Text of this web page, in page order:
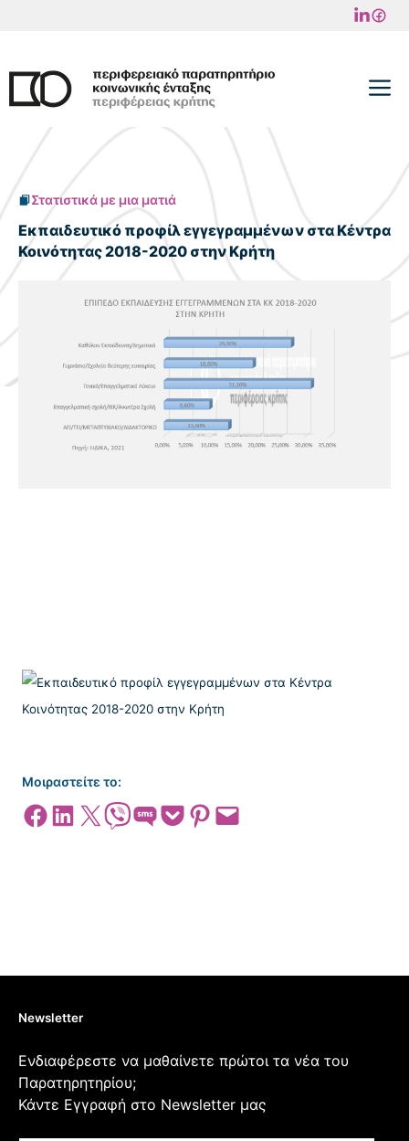
περιεχόμενο
Στατιστικά με μια ματιά
Εκπαιδευτικό προφίλ εγγεγραμμένων στα Κέντρα
Κοινότητας 2018-2020 στην Κρήτη
Μοιραστείτε το:
Share on Facebook
Share on LinkedIn
Share on X Share on ViberShare on SMSShare on Pocket
Share on Pinterest
Email this Page
Newsletter
Ενδιαφέρεστε να μαθαίνετε πρώτοι τα νέα του
Παρατηρητηρίου;
Κάντε Εγγραφή στο Newsletter μας